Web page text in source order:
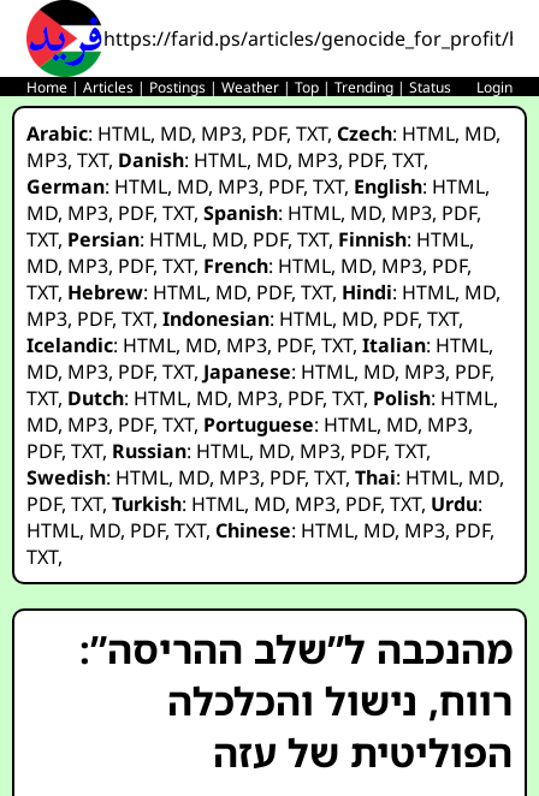
https://farid.ps/articles/genocide_for_profit/
Home |Articles | Postings |Weather |Top |Trending |Status Login
Arabic: HTML, MD, MP3, PDF,TXT,Czech: HTML, MD,
MP3,TXT, Danish: HTML, MD, MP3, PDF,TXT,
German: HTML, MD, MP3, PDF,TXT, English: HTML,
MD, MP3, PDF,TXT,Spanish: HTML, MD, MP3, PDF,
TXT, Persian: HTML, MD, PDF,TXT, Finnish: HTML,
MD, MP3, PDF,TXT, French: HTML, MD, MP3, PDF,
TXT, Hebrew: HTML, MD, PDF,TXT, Hindi: HTML, MD,
MP3, PDF,TXT,Indonesian: HTML, MD, PDF,TXT,
Icelandic: HTML, MD, MP3, PDF,TXT,Italian: HTML,
MD, MP3, PDF,TXT, Japanese: HTML, MD, MP3, PDF,
TXT, Dutch: HTML, MD, MP3, PDF,TXT, Polish: HTML,
MD, MP3, PDF,TXT, Portuguese: HTML, MD, MP3,
PDF,TXT, Russian: HTML, MD, MP3, PDF,TXT,
Swedish: HTML, MD, MP3, PDF,TXT,Thai: HTML, MD,
PDF,TXT,Turkish: HTML, MD, MP3, PDF,TXT, Urdu:
HTML, MD, PDF,TXT,Chinese: HTML, MD, MP3, PDF,
TXT,
מהנכבה ל”שלב ההריסה”:
רווח, נישול והכלכלה
הפוליטית של עזה